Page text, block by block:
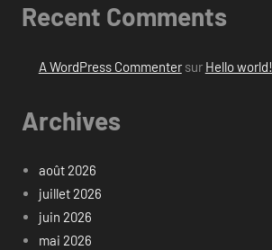
Recent Comments
A WordPress Commentersur Hello world!
Archives
août 2026
juillet 2026
juin 2026
mai 2026